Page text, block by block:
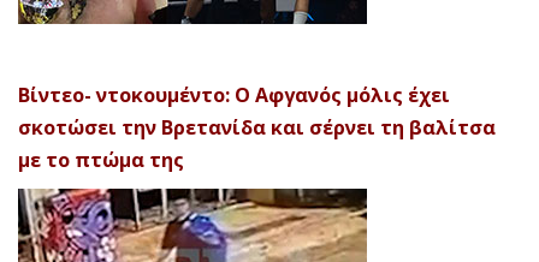
Βίντεο- ντοκουμέντο: Ο Αφγανός μόλις έχει
σκοτώσει την Βρετανίδα και σέρνει τη βαλίτσα
με το πτώμα της